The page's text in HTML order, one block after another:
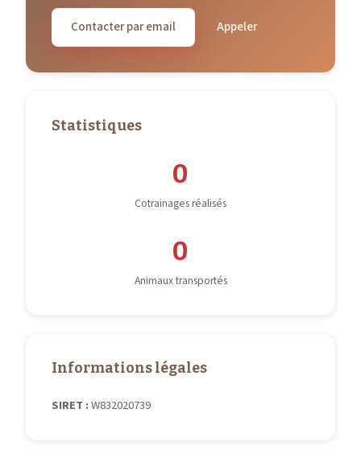
Contacter par email Appeler
Statistiques
0
Cotrainages réalisés
0
Animaux transportés
Informations légales
SIRET :W832020739